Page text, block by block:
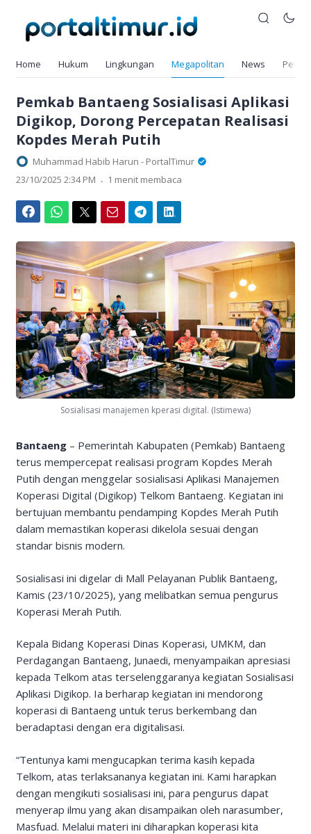
Home Hukum Lingkungan Megapolitan News
Pemkab Bantaeng Sosialisasi Aplikasi
Digikop, Dorong Percepatan Realisasi
Kopdes Merah Putih
Muhammad Habib Harun - PortalTimur
23/10/2025 2:34 PM . 1 menit membaca
Sosialisasi manajemen kperasi digital. (Istimewa)
Bantaeng – Pemerintah Kabupaten (Pemkab) Bantaeng
terus mempercepat realisasi program Kopdes Merah
Putih dengan menggelar sosialisasi Aplikasi Manajemen
Koperasi Digital (Digikop) Telkom Bantaeng. Kegiatan ini
bertujuan membantu pendamping Kopdes Merah Putih
dalam memastikan koperasi dikelola sesuai dengan
standar bisnis modern.
Sosialisasi ini digelar di Mall Pelayanan Publik Bantaeng,
Kamis (23/10/2025), yang melibatkan semua pengurus
Koperasi Merah Putih.
Kepala Bidang Koperasi Dinas Koperasi, UMKM, dan
Perdagangan Bantaeng, Junaedi, menyampaikan apresiasi
kepada Telkom atas terselenggaranya kegiatan Sosialisasi
Aplikasi Digikop. Ia berharap kegiatan ini mendorong
koperasi di Bantaeng untuk terus berkembang dan
beradaptasi dengan era digitalisasi.
“Tentunya kami mengucapkan terima kasih kepada
Telkom, atas terlaksananya kegiatan ini. Kami harapkan
dengan mengikuti sosialisasi ini, para pengurus dapat
menyerap ilmu yang akan disampaikan oleh narasumber,
Masfuad. Melalui materi ini diharapkan koperasi kita